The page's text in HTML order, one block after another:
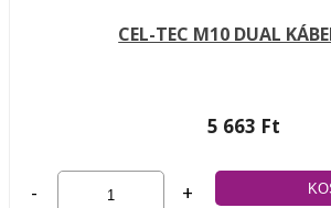
CEL-TEC M10 DUAL
5 663 Ft
- +